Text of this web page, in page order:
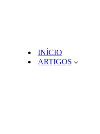
INÍCIO
ARTIGOS